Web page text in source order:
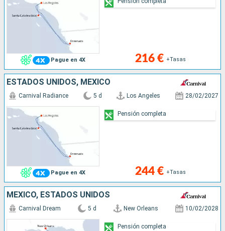
Pague en 4X 216 € +Tasas
ESTADOS UNIDOS, MÉXICO
Pague en 4X
Carnival Radiance 5 d Los Angeles 28/02/2027
244 € +Tasas
Pensión completa
MÉXICO, ESTADOS UNIDOS
Carnival Dream 5 d New Orleans 10/02/2028
Pensión completa